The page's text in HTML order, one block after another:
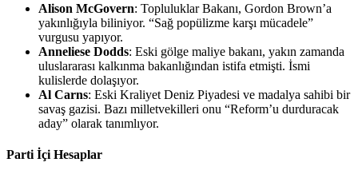
Alison McGovern: Topluluklar Bakanı, Gordon Brown’a
yakınlığıyla biliniyor. “Sağ popülizme karşı mücadele”
vurgusu yapıyor.
Anneliese Dodds: Eski gölge maliye bakanı, yakın zamanda
uluslararası kalkınma bakanlığından istifa etmişti. İsmi
kulislerde dolaşıyor.
Al Carns: Eski Kraliyet Deniz Piyadesi ve madalya sahibi bir
savaş gazisi. Bazı milletvekilleri onu “Reform’u durduracak
aday” olarak tanımlıyor.
Parti İçi Hesaplar